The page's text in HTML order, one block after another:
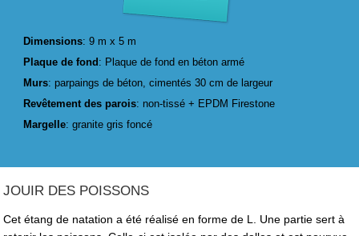
Dimensions: 9 m x 5 m
Plaque de fond : Plaque de fond en béton armé
Murs: parpaings de béton, cimentés 30 cm de largeur
Revêtement des parois: non-tissé + EPDM Firestone
Margelle: granite gris foncé
JOUIR DES POISSONS
Cet étang de natation a été réalisé en forme de L. Une partie sert à